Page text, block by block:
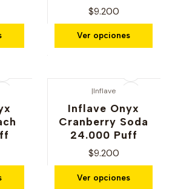
$9.200
Ver opciones
|Inflave
Inflave Onyx
Cranberry Soda
24.000 Puff
$9.200
Ver opciones